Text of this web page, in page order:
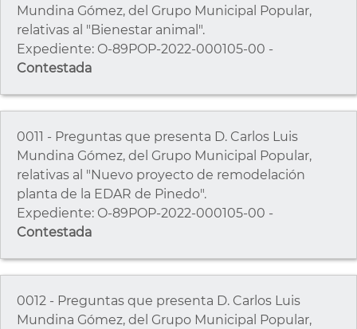
Mundina Gómez, del Grupo Municipal Popular,
relativas al "Bienestar animal".
Expediente: O-89POP-2022-000105-00 -
Contestada
0011 - Preguntas que presenta D. Carlos Luis
Mundina Gómez, del Grupo Municipal Popular,
relativas al "Nuevo proyecto de remodelación
planta de la EDAR de Pinedo".
Expediente: O-89POP-2022-000105-00 -
Contestada
0012 - Preguntas que presenta D. Carlos Luis
Mundina Gómez, del Grupo Municipal Popular,